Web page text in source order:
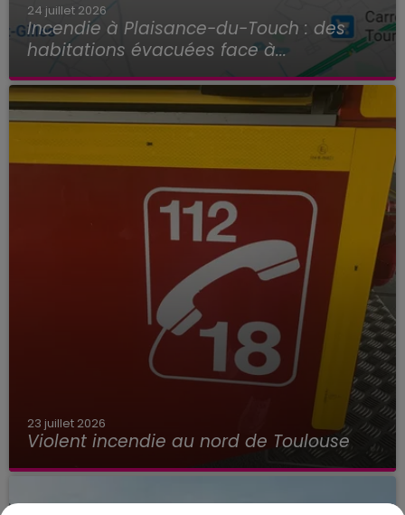
24 juillet 2026
Incendie à Plaisance-du-Touch : des
habitations évacuées face à...
23 juillet 2026
Violent incendie au nord de Toulouse